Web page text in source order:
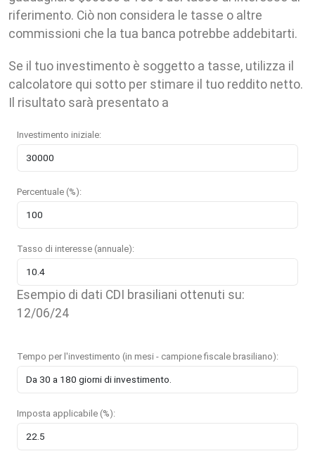
riferimento. Ciò non considera le tasse o altre
commissioni che la tua banca potrebbe addebitarti.
Se il tuo investimento è soggetto a tasse, utilizza il
calcolatore qui sotto per stimare il tuo reddito netto.
Il risultato sarà presentato a
Investimento iniziale:
Percentuale (%):
Tasso di interesse (annuale):
Esempio di dati CDI brasiliani ottenuti su:
12/06/24
Tempo per l'investimento (in mesi - campione fiscale brasiliano):
Imposta applicabile (%):